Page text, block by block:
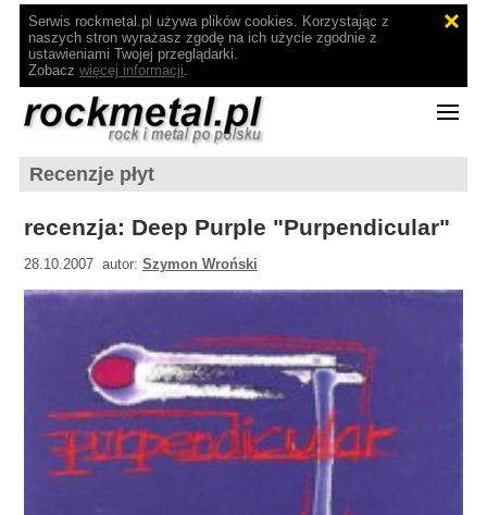
Serwis rockmetal.pl używa plików cookies. Korzystając z
naszych stron wyrażasz zgodę na ich użycie zgodnie z
ustawieniami Twojej przeglądarki.
Zobacz więcej informacji.
Recenzje płyt
recenzja: Deep Purple "Purpendicular"
28.10.2007 autor:Szymon Wroński